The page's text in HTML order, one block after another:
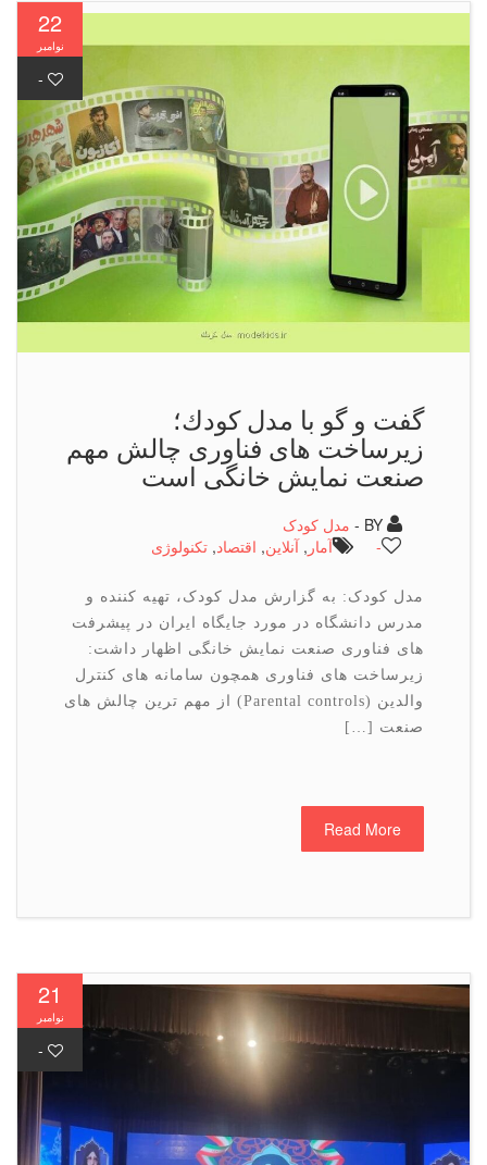
22
نوامبر
گفت و گو با مدل كودك؛
زیرساخت های فناوری چالش مهم
صنعت نمایش خانگی است
مدل کودک
آمار
آنلاین, اقتصاد,تكنولوژی
مدل کودک: به گزارش مدل کودک، تهیه کننده و
مدرس دانشگاه در مورد جایگاه ایران در پیشرفت
های فناوری صنعت نمایش خانگی اظهار داشت:
زیرساخت های فناوری همچون سامانه های کنترل
والدین (Parental controls) از مهم ترین چالش های
صنعت […]
Read More
21
-